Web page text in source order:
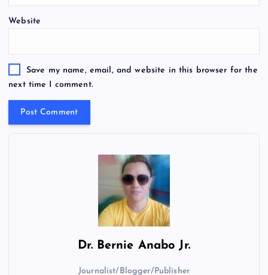
Website
Save my name, email, and website in this browser for the
next time I comment.
Dr. Bernie Anabo Jr.
Journalist/Blogger/Publisher